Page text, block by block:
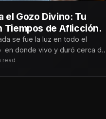
el Gozo Divino: Tu
Tiempos de Aflicción.
se fue la luz en todo el
en donde vivo y duró cerca de
read